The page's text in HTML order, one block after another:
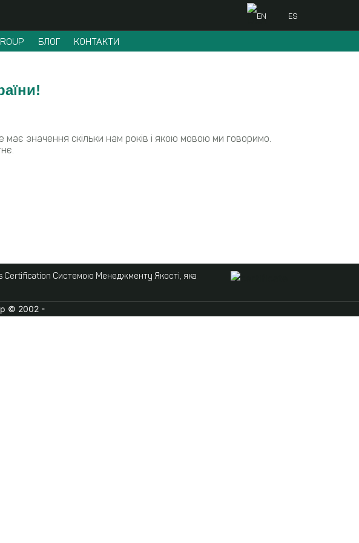
EN ES
БЛОГ КОНТАКТИ
значення скільки нам років і якою мовою ми говоримо.
Certification Системою Менеджменту Якості, яка
© 2002 -